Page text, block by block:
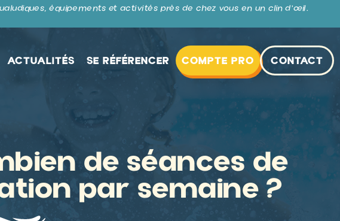
équipements et activités près de chez vous en un clin d’œil.
ACTUALITÉS SE RÉFÉRENCER COMPTE PRO CONTACT
de séances de
par semaine ?